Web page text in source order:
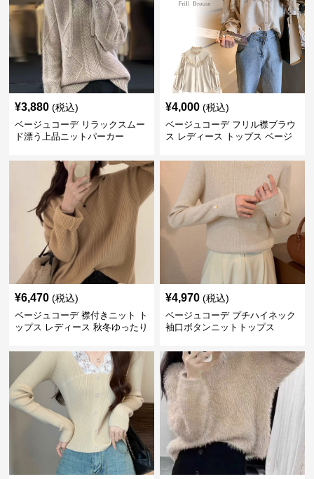
¥3,880 (税込)
ベージュコーデ リラックスムー
ド漂う上品ニットパーカー
¥4,000 (税込)
ベージュコーデ フリル襟ブラウ
ス レディース トップス ベージ
¥6,470 (税込)
ベージュコーデ 襟付きニット ト
ップス レディース 秋冬ゆったり
¥4,970 (税込)
ベージュコーデ プチハイネック
袖口ボタンニットトップス